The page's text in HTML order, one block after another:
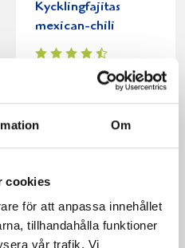
Om
cookies
för att anpassa innehållet
tillhandahålla funktioner
vår trafik. Vi
Kycklingfajitas
mexican-chili